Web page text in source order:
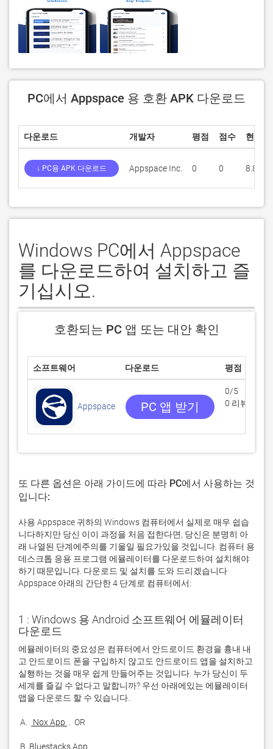
PC에서 Appspace 용 호환 APK 다운로드
다운로드 개발자 평점 점수 현재
↓ PC용 APK 다운로드 Appspace Inc. 0 0 8.80.0
Windows PC에서 Appspace
를 다운로드하여 설치하고 즐
기십시오.
호환되는 PC 앱 또는 대안 확인
소프트웨어 다운로드 평점
Appspace PC 앱 받기
0/5
0 리뷰
또 다른 옵션은 아래 가이드에 따라 PC에서 사용하는 것
입니다:
사용 Appspace 귀하의 Windows 컴퓨터에서 실제로 매우 쉽습
니다하지만 당신 이이 과정을 처음 접한다면, 당신은 분명히 아
래 나열된 단계에주의를 기울일 필요가있을 것입니다. 컴퓨터 용
데스크톱 응용 프로그램 에뮬레이터를 다운로드하여 설치해야
하기 때문입니다. 다운로드 및 설치를 도와 드리겠습니다
Appspace 아래의 간단한 4 단계로 컴퓨터에서:
1 : Windows 용 Android 소프트웨어 에뮬레이터
다운로드
에뮬레이터의 중요성은 컴퓨터에서 안드로이드 환경을 흉내 내
고 안드로이드 폰을 구입하지 않고도 안드로이드 앱을 설치하고
실행하는 것을 매우 쉽게 만들어주는 것입니다. 누가 당신이 두
세계를 즐길 수 없다고 말합니까? 우선 아래에있는 에뮬레이터
A. Nox App
B. Bluestacks App